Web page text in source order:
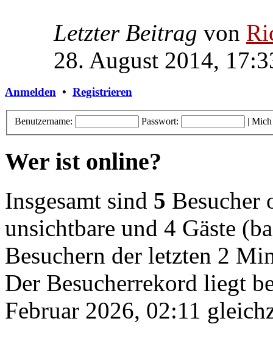
Letzter Beitrag von
28. August 2014,
Anmelden • Registrieren
Benutzername: Passwort: | Mich
Wer ist online?
Insgesamt sind 5 Besucher
unsichtbare und 4 Gäste
Besuchern der letzten 2
Der Besucherrekord liegt
Februar 2026, 02:11